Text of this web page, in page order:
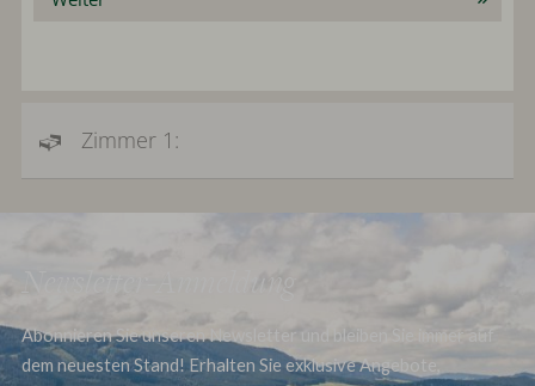
Zimmer 1:
Newsletter-Anmeldung
Abonnieren Sie unseren Newsletter und bleiben Sie immer auf
dem neuesten Stand! Erhalten Sie exklusive Angebote,